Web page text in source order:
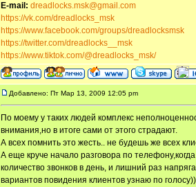
E-mail: dreadlocks.msk@gmail.com
https://vk.com/dreadlocks_msk
https://www.facebook.com/groups/dreadlocksmsk
https://twitter.com/dreadlocks__msk
https://www.tiktok.com/@dreadlocks_msk/
Добавлено: Пт Мар 13, 2009 12:05 pm
По моему у таких людей комплекс
внимания,но в итоге сами от этого страдают.
А всех помнить это жесть.. не будешь же всех
А еще круче начало разговора по
количество звонков в день, и лишний раз
вариантов повидения клиентов узнаю по